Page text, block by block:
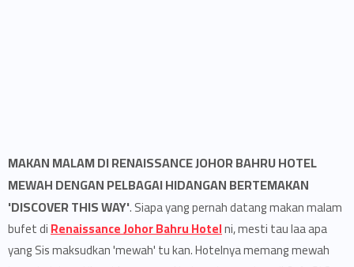
MAKAN MALAM DI RENAISSANCE JOHOR BAHRU HOTEL
MEWAH DENGAN PELBAGAI HIDANGAN BERTEMAKAN
'DISCOVER THIS WAY'. Siapa yang pernah datang makan malam
bufet diRenaissance Johor Bahru Hotelni, mesti tau laa apa
yang Sis maksudkan 'mewah' tu kan. Hotelnya memang mewah